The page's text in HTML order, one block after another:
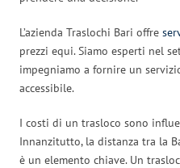
L’azienda Traslochi Bari offre
prezzi equi. Siamo esperti nel
impegniamo a fornire un
accessibile.
I costi di un trasloco sono
Innanzitutto, la distanza tra la
è un elemento chiave. Un